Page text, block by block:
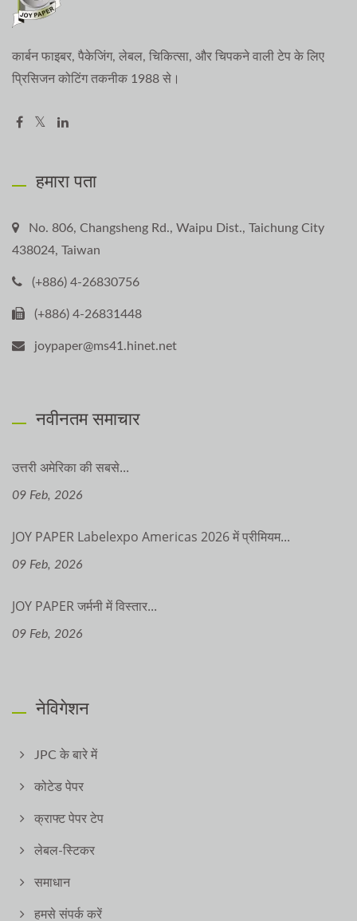
कार्बन फाइबर, पैकेजिंग, लेबल, चिकित्सा, और चिपकने वाली टेप के लिए
प्रिसिजन कोटिंग तकनीक 1988 से।
हमारा पता
No. 806, Changsheng Rd., Waipu Dist., Taichung City
438024, Taiwan
(+886) 4-26830756
(+886) 4-26831448
joypaper@ms41.hinet.net
नवीनतम समाचार
उत्तरी अमेरिका की सबसे...
09 Feb, 2026
JOY PAPER Labelexpo Americas 2026 में प्रीमियम...
09 Feb, 2026
JOY PAPER जर्मनी में विस्तार...
09 Feb, 2026
नेविगेशन
JPC के बारे में
कोटेड पेपर
क्राफ्ट पेपर टेप
लेबल-स्टिकर
समाधान
हमसे संपर्क करें